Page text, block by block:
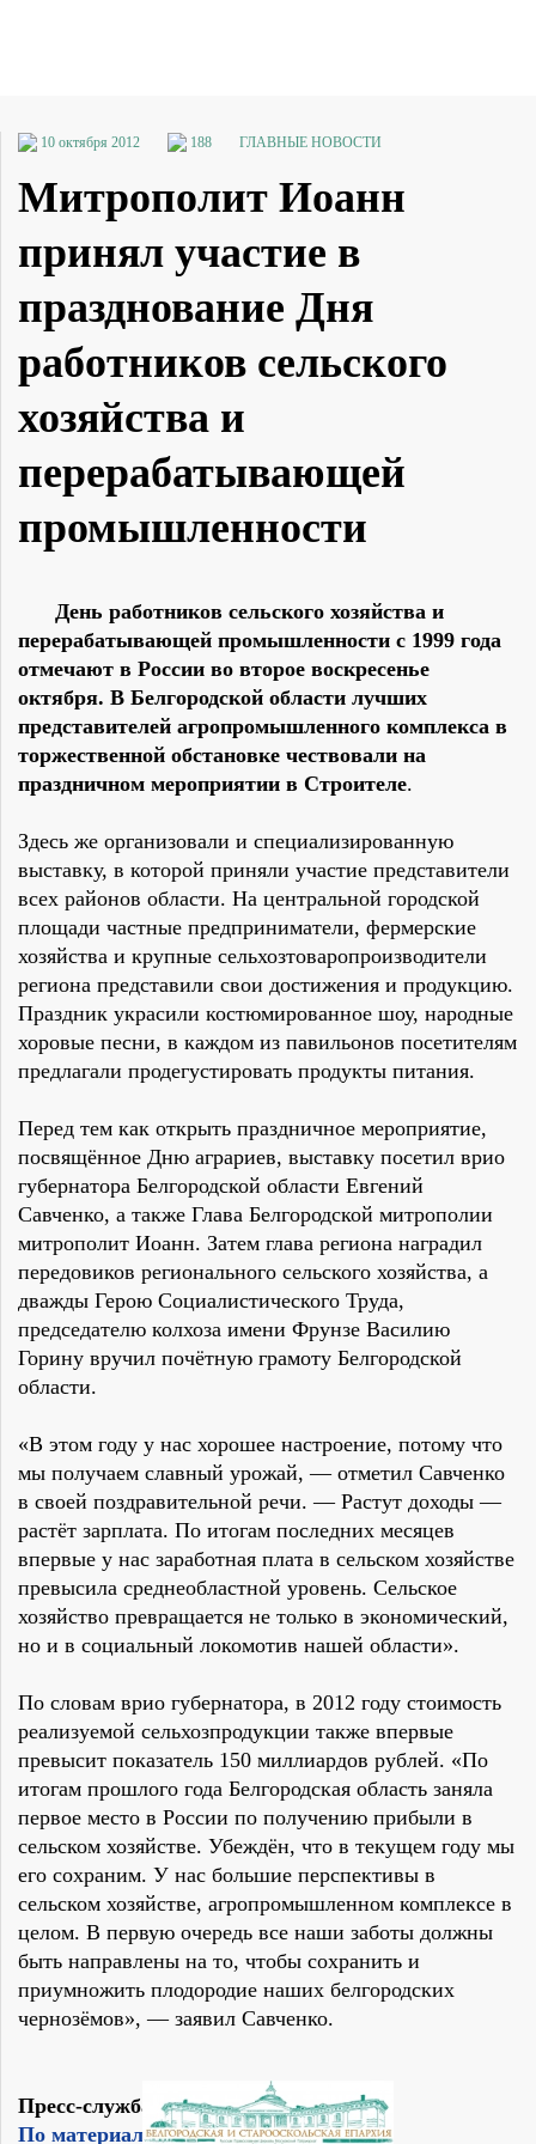
10 октября 2012 188 ГЛАВНЫЕ НОВОСТИ
Митрополит Иоанн
принял участие в
празднование Дня
работников сельского
хозяйства и
перерабатывающей
промышленности
День работников сельского хозяйства и
перерабатывающей промышленности с 1999 года
отмечают в России во второе воскресенье
октября. В Белгородской области лучших
представителей агропромышленного комплекса в
торжественной обстановке чествовали на
праздничном мероприятии в Строителе.
Здесь же организовали и специализированную
выставку, в которой приняли участие представители
всех районов области. На центральной городской
площади частные предприниматели, фермерские
хозяйства и крупные сельхозтоваропроизводители
региона представили свои достижения и продукцию.
Праздник украсили костюмированное шоу, народные
хоровые песни, в каждом из павильонов посетителям
предлагали продегустировать продукты питания.
Перед тем как открыть праздничное мероприятие,
посвящённое Дню аграриев, выставку посетил врио
губернатора Белгородской области Евгений
Савченко, а также Глава Белгородской митрополии
митрополит Иоанн. Затем глава региона наградил
передовиков регионального сельского хозяйства, а
дважды Герою Социалистического Труда,
председателю колхоза имени Фрунзе Василию
Горину вручил почётную грамоту Белгородской
области.
«В этом году у нас хорошее настроение, потому что
мы получаем славный урожай, — отметил Савченко
в своей поздравительной речи. — Растут доходы —
растёт зарплата. По итогам последних месяцев
впервые у нас заработная плата в сельском хозяйстве
превысила среднеобластной уровень. Сельское
хозяйство превращается не только в экономический,
но и в социальный локомотив нашей области».
По словам врио губернатора, в 2012 году стоимость
реализуемой сельхозпродукции также впервые
превысит показатель 150 миллиардов рублей. «По
итогам прошлого года Белгородская область заняла
первое место в России по получению прибыли в
сельском хозяйстве. Убеждён, что в текущем году мы
его сохраним. У нас большие перспективы в
сельском хозяйстве, агропромышленном комплексе в
целом. В первую очередь все наши заботы должны
быть направлены на то, чтобы сохранить и
приумножить плодородие наших белгородских
чернозёмов», — заявил Савченко.
Пресс-служба епархии
По материалам сайта Белру.рф